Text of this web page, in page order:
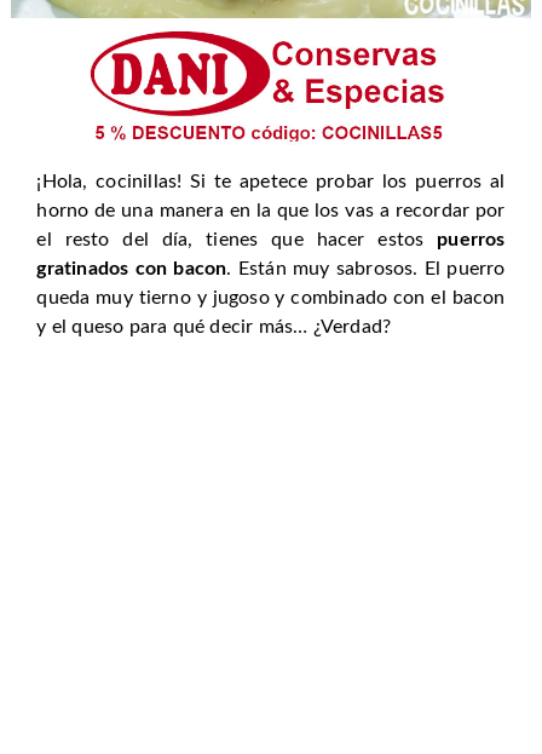
¡Hola, cocinillas! Si te apetece probar los puerros al
horno de una manera en la que los vas a recordar por
el resto del día, tienes que hacer estos puerros
gratinados con bacon. Están muy sabrosos. El puerro
queda muy tierno y jugoso y combinado con el bacon
y el queso para qué decir más… ¿Verdad?